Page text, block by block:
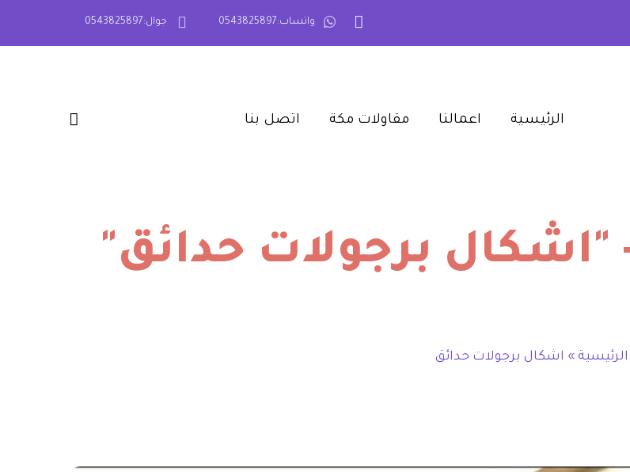
واتساب:0543825897 جوال:0543825897
الرئيسية‎ اعمالنا‎ مقاولات مكة‎ اتصل بنا‎
برجولات حدائق"
الرئيسية » اشكال برجولات حدائق